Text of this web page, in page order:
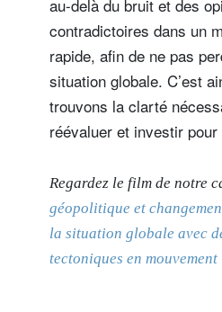
au-delà du bruit et des
contradictoires dans un
rapide, afin de ne pas
situation globale. C’est
trouvons la clarté
réévaluer et investir
Regardez le film de notre
géopolitique et
la situation globale avec
tectoniques en mouvement